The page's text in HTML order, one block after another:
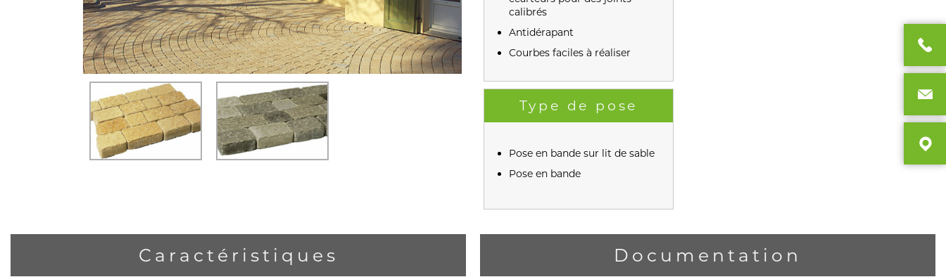
calibrés
Antidérapant
Courbes faciles à réaliser
Type de pose
Pose en bande sur lit de sable
Pose en bande
Caractéristiques Documentation